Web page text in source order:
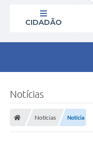
CIDADÃO
Notícias
Notícias Notícia